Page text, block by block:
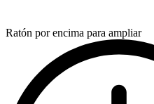
Ratón por encima para ampliar